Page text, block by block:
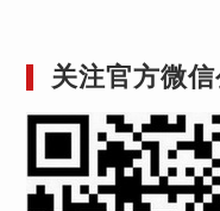
关注官方微